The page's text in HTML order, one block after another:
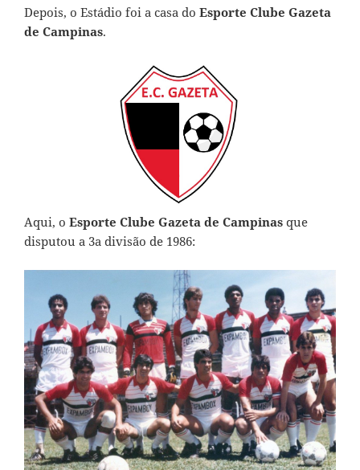
Depois, o Estádio foi a casa do Esporte Clube Gazeta
de Campinas.
Aqui, o Esporte Clube Gazeta de Campinas que
disputou a 3a divisão de 1986: